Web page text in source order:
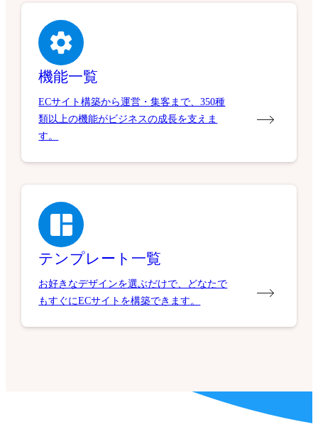
機能一覧
ECサイト構築から運営・集客まで、350種
類以上の機能がビジネスの成長を支えま
す。
テンプレート一覧
お好きなデザインを選ぶだけで、どなたで
もすぐにECサイトを構築できます。